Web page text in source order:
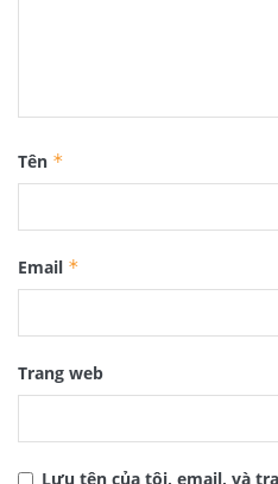
Tên *
Email *
Trang web
Lưu tên của tôi, email, và